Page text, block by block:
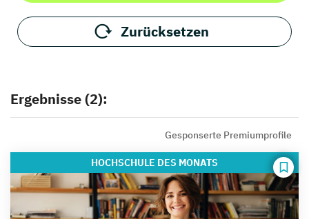
Zurücksetzen
Ergebnisse (2):
Gesponserte Premiumprofile
HOCHSCHULE DES MONATS